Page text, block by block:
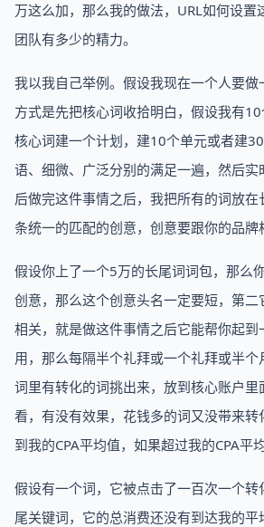
万这么加，那么我的做法，URL如何设置
团队有多少的精力。
我以我自己举例。假设我现在一个人要做
方式是先把核心词收拾明白，假设我有
核心词建一个计划，建10个单元或者建
语、细微、广泛分别的满足一遍，然后
后做完这件事情之后，我把所有的词放
条统一的匹配的创意，创意要跟你的品牌
假设你上了一个5万的长尾词词包，那么
创意，那么这个创意头名一定要短，第
相关，就是做这件事情之后它能帮你起到
用，那么每隔半个礼拜或一个礼拜或半
词里有转化的词挑出来，放到核心账户里
看，有没有效果，花钱多的词又没带来
到我的CPA平均值，如果超过我的CPA平
假设有一个词，它被点击了一百次一个
尾关键词，它的总消费还没有到达我的平